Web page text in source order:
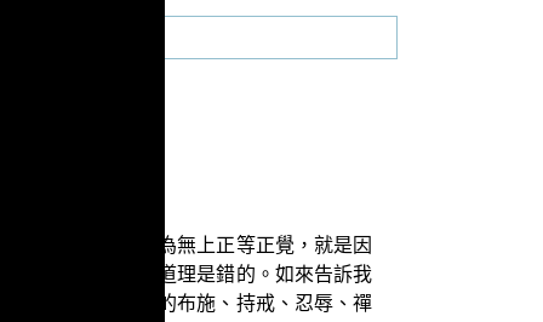
竟成就佛道，稱為無上正等正覺，就是因
了，實際上這樣道理是錯的。如來告訴我
養，就是從之前的布施、持戒、忍辱、禪